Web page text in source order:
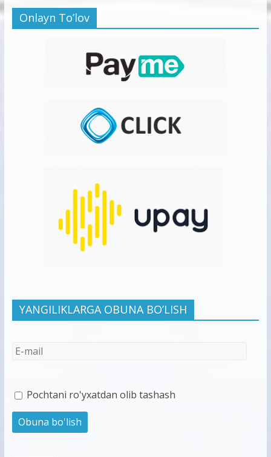
Onlayn To’lov
YANGILIKLARGA OBUNA BO’LISH
Pochtani ro'yxatdan olib tashash